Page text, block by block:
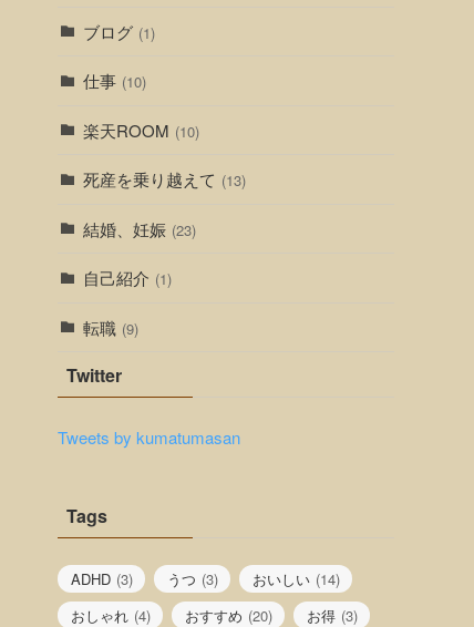
ブログ (1)
仕事 (10)
楽天ROOM (10)
死産を乗り越えて (13)
結婚、妊娠 (23)
自己紹介 (1)
転職 (9)
Twitter
Tweets by kumatumasan
Tags
ADHD (3) うつ (3) おいしい (14)
おしゃれ (4) おすすめ (20) お得 (3)